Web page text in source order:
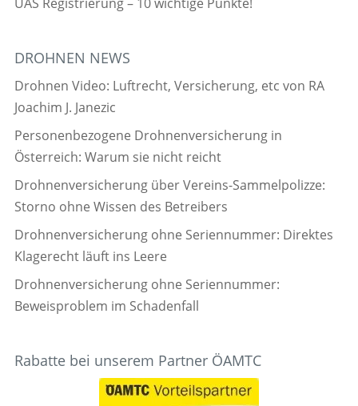
DROHNEN NEWS
Drohnen Video: Luftrecht, Versicherung, etc von RA
Joachim J. Janezic
Personenbezogene Drohnenversicherung in
Österreich: Warum sie nicht reicht
Drohnenversicherung über Vereins-Sammelpolizze:
Storno ohne Wissen des Betreibers
Drohnenversicherung ohne Seriennummer: Direktes
Klagerecht läuft ins Leere
Drohnenversicherung ohne Seriennummer:
Beweisproblem im Schadenfall
Rabatte bei unserem Partner ÖAMTC